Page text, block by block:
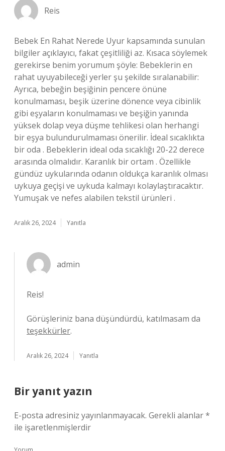
Reis
Bebek En Rahat Nerede Uyur kapsamında sunulan
bilgiler açıklayıcı, fakat çeşitliliği az. Kısaca söylemek
gerekirse benim yorumum şöyle: Bebeklerin en
rahat uyuyabileceği yerler şu şekilde sıralanabilir:
Ayrıca, bebeğin beşiğinin pencere önüne
konulmaması, beşik üzerine dönence veya cibinlik
gibi eşyaların konulmaması ve beşiğin yanında
yüksek dolap veya düşme tehlikesi olan herhangi
bir eşya bulundurulmaması önerilir. İdeal sıcaklıkta
bir oda . Bebeklerin ideal oda sıcaklığı 20-22 derece
arasında olmalıdır. Karanlık bir ortam . Özellikle
gündüz uykularında odanın oldukça karanlık olması
uykuya geçişi ve uykuda kalmayı kolaylaştıracaktır.
Yumuşak ve nefes alabilen tekstil ürünleri .
Aralık 26, 2024 Yanıtla
admin
Reis!
Görüşleriniz bana düşündürdü, katılmasam da
teşekkürler.
Aralık 26, 2024 Yanıtla
Bir yanıt yazın
E-posta adresiniz yayınlanmayacak. Gerekli alanlar*
ile işaretlenmişlerdir